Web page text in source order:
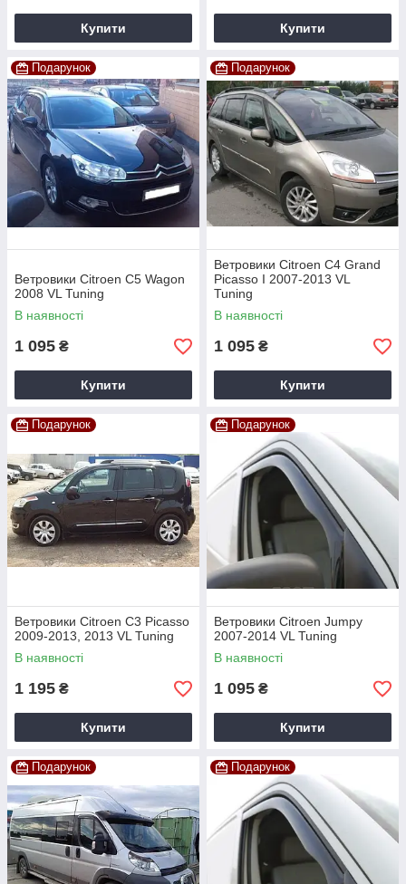
Купити Купити
Подарунок
Ветровики Citroen C5 Wagon
2008 VL Tuning
В наявності
1 095 ₴
Купити
Подарунок
Ветровики Citroen C4 Grand
Picasso I 2007-2013 VL
Tuning
В наявності
1 095 ₴
Купити
Подарунок
Ветровики Citroen C3 Picasso
2009-2013, 2013 VL Tuning
В наявності
1 195 ₴
Купити
Подарунок
Ветровики Citroen Jumpy
2007-2014 VL Tuning
В наявності
1 095 ₴
Купити
Подарунок Подарунок